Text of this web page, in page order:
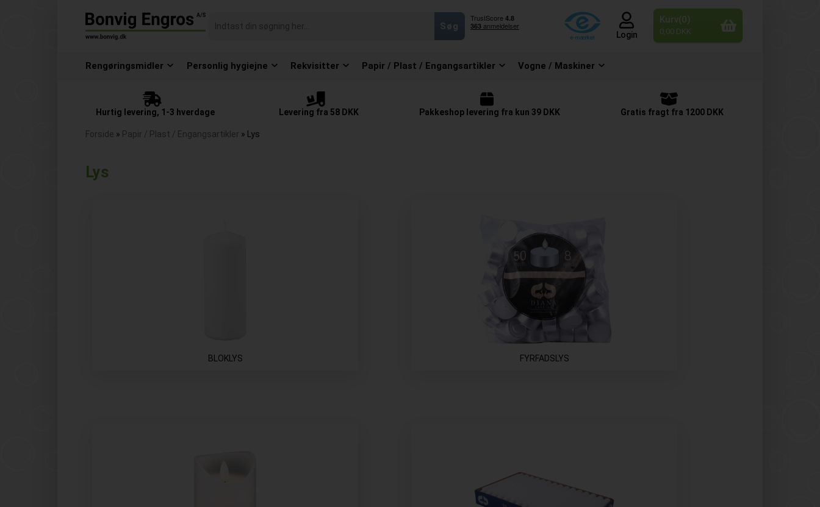
Login
Kurv(0)
0,00 DKK
Rengøringsmidler Personlig hygiejne Rekvisitter Papir / Plast / Engangsartikler Vogne / Maskiner
Hurtig levering, 1-3 hverdage Levering fra 58 DKK Pakkeshop levering fra kun 39 DKK Gratis fragt fra 1200 DKK
Forside » Papir / Plast / Engangsartikler » Lys
Lys
BLOKLYS FYRFADSLYS